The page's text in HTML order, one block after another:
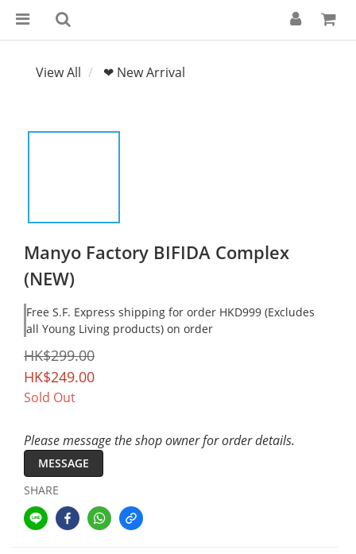
View All ❤ New Arrival
Manyo Factory BIFIDA Complex
(NEW)
Free S.F. Express shipping for order HKD999 (Excludes
all Young Living products) on order
HK$299.00
HK$249.00
Sold Out
Please message the shop owner for order details.
MESSAGE
SHARE